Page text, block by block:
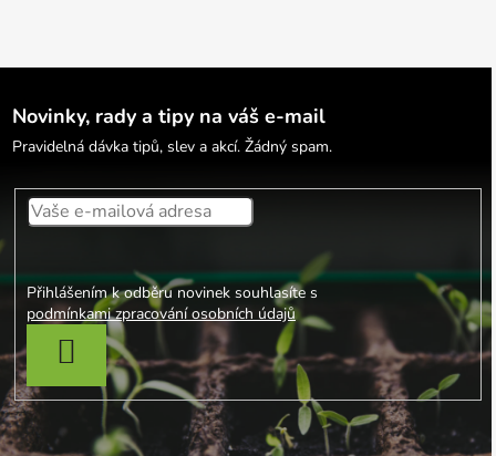
Novinky, rady a tipy na váš e-mail
Pravidelná dávka tipů, slev a akcí. Žádný spam.
Přihlášením k odběru novinek souhlasíte s
podmínkami zpracování osobních údajů
PŘIHLÁSIT SE